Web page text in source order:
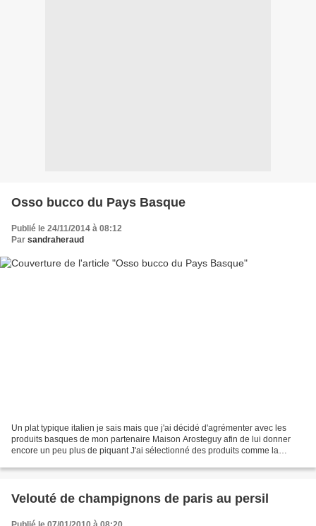
Osso bucco du Pays Basque
Publié le 24/11/2014 à 08:12
Par sandraheraud
Un plat typique italien je sais mais que j'ai décidé d'agrémenter avec les
produits basques de mon partenaire Maison Arosteguy afin de lui donner
encore un peu plus de piquant J'ai sélectionné des produits comme la
Velouté de champignons de paris au persil